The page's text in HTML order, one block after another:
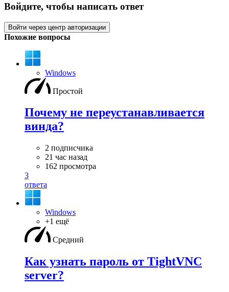
Войдите, чтобы написать ответ
Войти через центр авторизации
Похожие вопросы
Windows
Простой
Почему не переустанавливается
винда?
2 подписчика
21 час назад
162 просмотра
3
ответа
Windows
+1 ещё
Средний
Как узнать пароль от TightVNC
server?